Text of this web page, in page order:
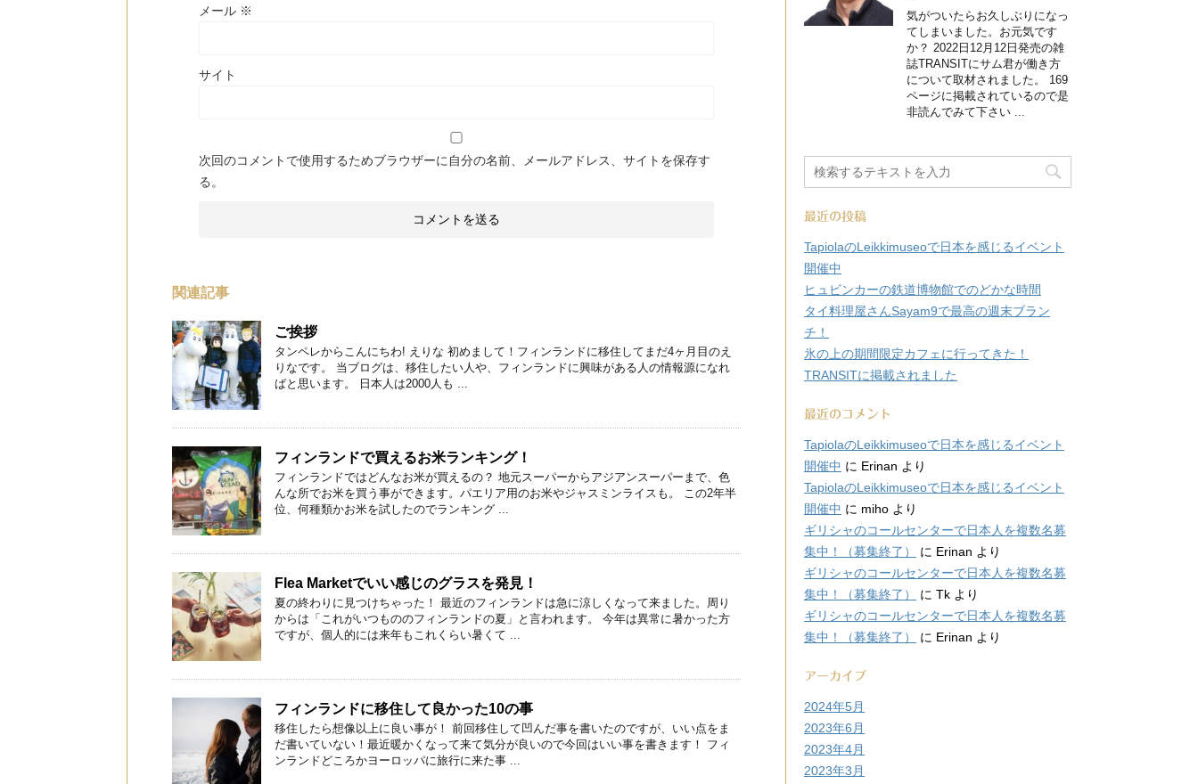
メール ※
サイト
次回のコメントで使用するためブラウザーに自分の名前、メールアドレス、サイトを保存す
る。
関連記事
ご挨拶
タンペレからこんにちわ! えりな 初めまして！フィンランドに移住してまだ4ヶ月目のえ
りなです。 当ブログは、移住したい人や、フィンランドに興味がある人の情報源になれ
ばと思います。 日本人は2000人も ...
フィンランドで買えるお米ランキング！
フィンランドではどんなお米が買えるの？ 地元スーパーからアジアンスーパーまで、色
んな所でお米を買う事ができます。パエリア用のお米やジャスミンライスも。 この2年半
位、何種類かお米を試したのでランキング ...
Flea Marketでいい感じのグラスを発見！
夏の終わりに見つけちゃった！ 最近のフィンランドは急に涼しくなって来ました。周り
からは「これがいつもののフィンランドの夏」と言われます。 今年は異常に暑かった方
ですが、個人的には来年もこれくらい暑くて ...
フィンランドに移住して良かった10の事
移住したら想像以上に良い事が！ 前回移住して凹んだ事を書いたのですが、いい点をま
だ書いていない！最近暖かくなって来て気分が良いので今回はいい事を書きます！ フィ
ンランドどころかヨーロッパに旅行に来た事 ...
気がついたらお久しぶりになっ
てしまいました。お元気です
か？ 2022日12月12日発売の雑
誌TRANSITにサム君が働き方
について取材されました。 169
ページに掲載されているので是
非読んでみて下さい ...
最近の投稿
TapiolaのLeikkimuseoで日本を感じるイベント
開催中
ヒュビンカーの鉄道博物館でのどかな時間
タイ料理屋さんSayam9で最高の週末ブラン
チ！
氷の上の期間限定カフェに行ってきた！
TRANSITに掲載されました
最近のコメント
TapiolaのLeikkimuseoで日本を感じるイベント
開催中 に Erinan より
TapiolaのLeikkimuseoで日本を感じるイベント
開催中 に miho より
ギリシャのコールセンターで日本人を複数名募
集中！（募集終了）
に Erinan より
ギリシャのコールセンターで日本人を複数名募
集中！（募集終了）
に Tk より
ギリシャのコールセンターで日本人を複数名募
集中！（募集終了）
に Erinan より
アーカイブ
2024年5月
2023年6月
2023年4月
2023年3月